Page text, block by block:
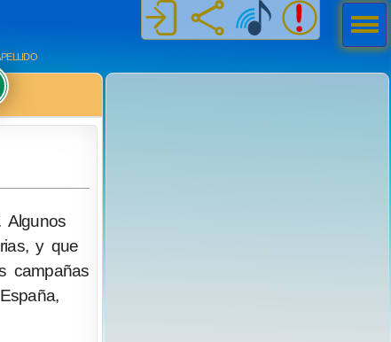
Algunos
y que
campañas
Men
ú